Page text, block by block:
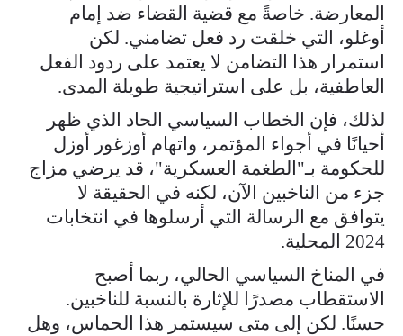
المعارضة. خاصةً مع قضية القضاء ضد إمام
أوغلو، التي خلقت رد فعل تضامني. لكن
استمرار هذا التضامن لا يعتمد على ردود الفعل
العاطفية، بل على استراتيجية طويلة المدى.
لذلك، فإن الخطاب السياسي الحاد الذي ظهر
أحيانًا في أجواء المؤتمر، واتهام أوزغور أوزل
للحكومة بـ"الطغمة العسكرية"، قد يرضي مزاج
جزء من الناخبين الآن، لكنه في الحقيقة لا
يتوافق مع الرسالة التي أرسلوها في انتخابات
2024 المحلية.
في المناخ السياسي الحالي، ربما أصبح
الاستقطاب مصدرًا للإثارة بالنسبة للناخبين.
حسنًا. لكن إلى متى سيستمر هذا الحماس، وهل